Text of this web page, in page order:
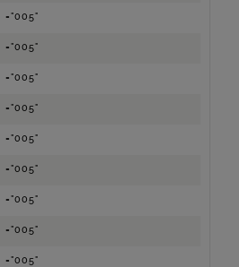
="005"
="005"
="005"
="005"
="005"
="005"
="005"
="005"
="005"